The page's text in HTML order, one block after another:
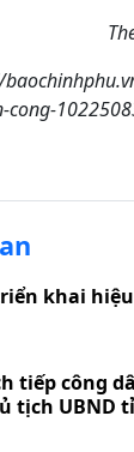
cong-
khai
tiếp công
tịch UBND